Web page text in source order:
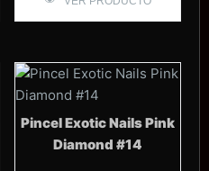
Pincel Exotic Nails Pink
Diamond #14